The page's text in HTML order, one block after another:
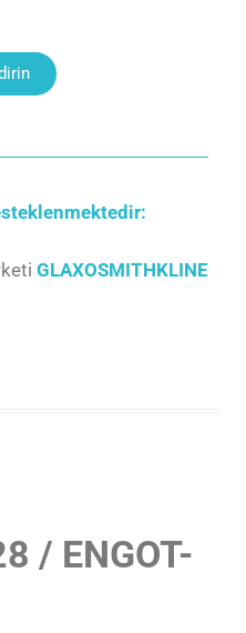
GLAXOSMITHKLINE
/ ENGOT-